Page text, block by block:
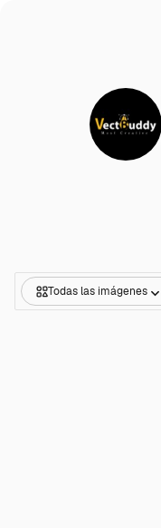
Todas las imágenes